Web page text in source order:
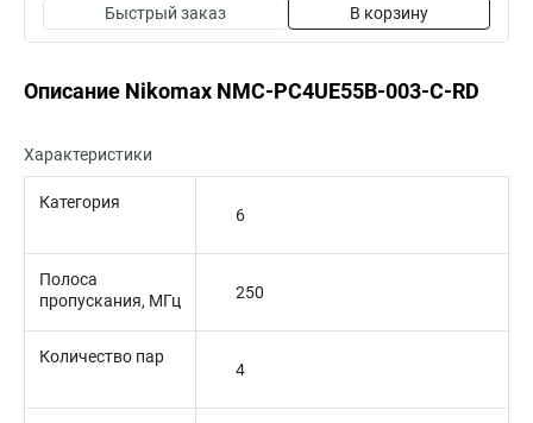
Быстрый заказ В корзину
Описание Nikomax NMC-PC4UE55B-003-C-RD
Характеристики
Категория
6
Полоса
пропускания, МГц
250
Количество пар
4